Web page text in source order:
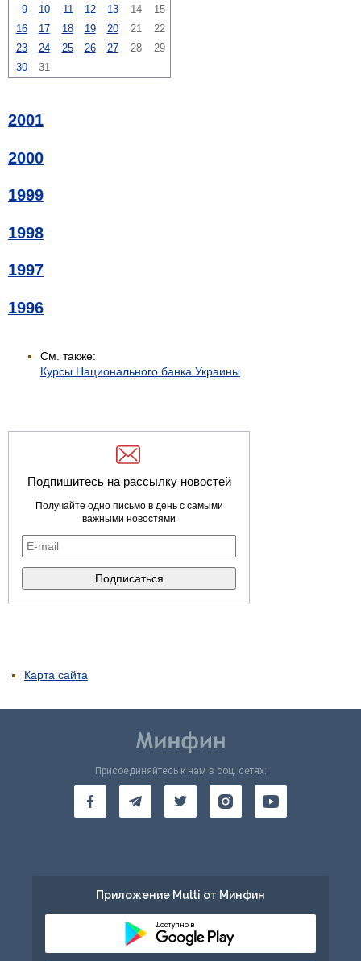
9 10 11 12 13 14
15
16
17 18 19 20 21
22
23
24 25 26 27 28
29
30
31
2001
2000
1999
1998
1997
1996
См. также:
Курсы Национального банка Украины
Подпишитесь на рассылку новостей
Получайте одно письмо в день с самыми
важными новостями
Карта сайта
Присоединяйтесь к нам в соц. сетях:
Приложение Multi от Минфин
Доступно в